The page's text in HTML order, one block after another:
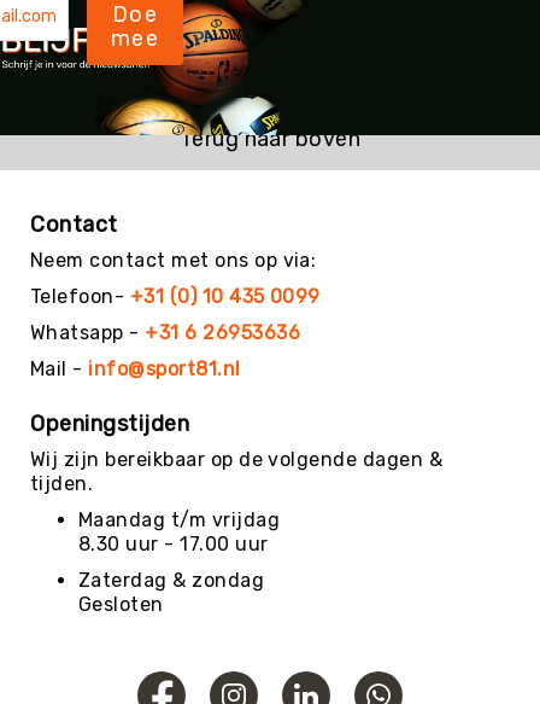
Gymnastiek
Vechtsport
Zelfverdediging
Voetbal
Volleybal
Yoga
&
Meditatie
Yogamatten
Yoga
Bolsters
Yoga
Meditatiekussens
Yoga
Pakketten
Zaalvoetbal
Zaalvoetballen
Doe
mee
Terug naar boven
Contact
Neem contact met ons op via:
Telefoon- +31 (0) 10 435 0099
Whatsapp - +31 6 26953636
Mail - info@sport81.nl
Openingstijden
Wij zijn bereikbaar op de volgende dagen &
tijden.
Maandag t/m vrijdag
8.30 uur - 17.00 uur
Zaterdag & zondag
Gesloten